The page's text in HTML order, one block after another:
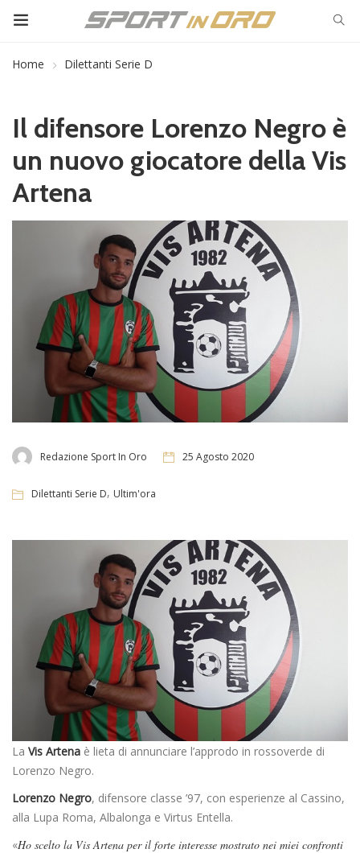
Home Dilettanti Serie D
Il difensore Lorenzo Negro è
un nuovo giocatore della Vis
Artena
Redazione Sport In Oro 25 Agosto 2020
Dilettanti Serie D, Ultim'ora
La Vis Artena è lieta di annunciare l’approdo in rossoverde di
Lorenzo Negro.
Lorenzo Negro, difensore classe ’97, con esperienze al Cassino,
alla Lupa Roma, Albalonga e Virtus Entella.
«Ho scelto la Vis Artena per il forte interesse mostrato nei miei confronti